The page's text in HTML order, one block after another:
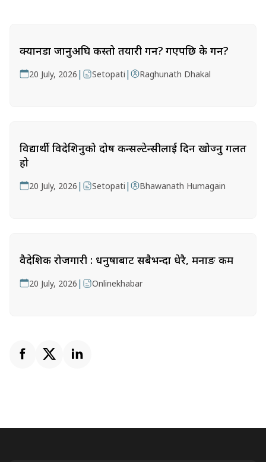
क्यानडा जानुअघि कस्तो तयारी गर्ने? गएपछि के गर्ने?
20 July, 2026 | Setopati | Raghunath Dhakal
विद्यार्थी विदेशिनुको दोष कन्सल्टेन्सीलाई दिन खोज्नु गलत
हो
20 July, 2026 | Setopati | Bhawanath Humagain
वैदेशिक रोजगारी : धनुषाबाट सबैभन्दा धेरै, मनाङ कम
20 July, 2026 | Onlinekhabar